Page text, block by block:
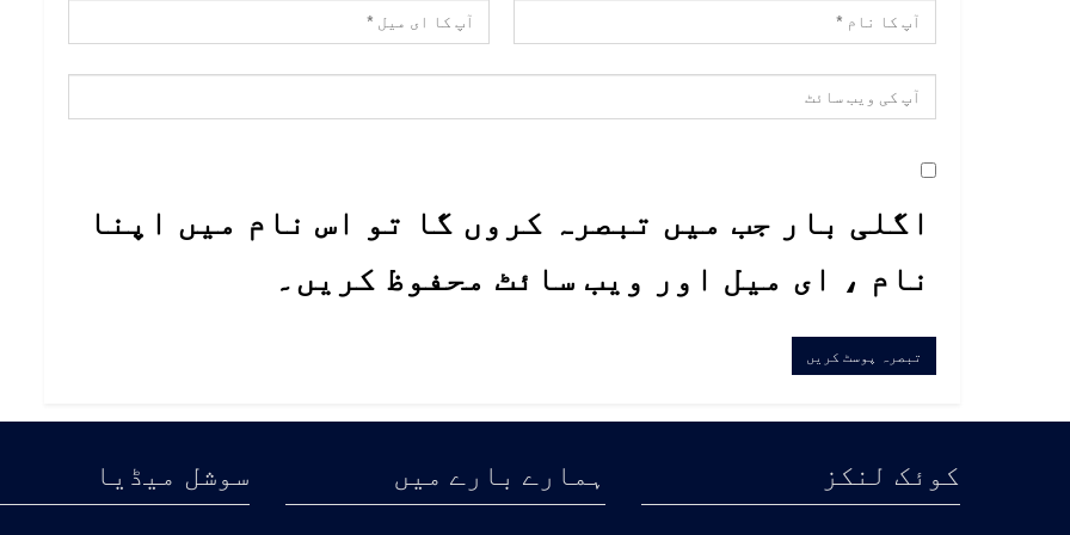
اگلی بار جب میں تبصرہ کروں گا تو اس نام میں اپنا
نام ، ای میل اور ویب سائٹ محفوظ کریں۔
کوئک لنکز ہمارے بارے میں سوشل میڈیا